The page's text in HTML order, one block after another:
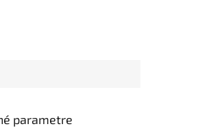
parametre